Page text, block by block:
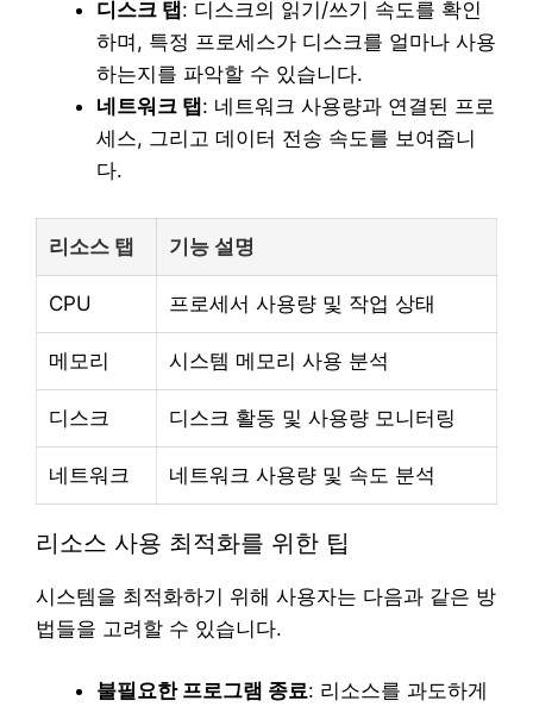
디스크 탭 : 디스크의 읽기/쓰기 속도를 확인
하며, 특정 프로세스가 디스크를 얼마나 사용
하는지를 파악할 수 있습니다.
네트워크 탭 : 네트워크 사용량과 연결된 프로
세스, 그리고 데이터 전송 속도를 보여줍니
다.
리소스 탭 기능 설명
CPU 프로세서 사용량 및 작업 상태
메모리 시스템 메모리 사용 분석
디스크 디스크 활동 및 사용량 모니터링
네트워크 네트워크 사용량 및 속도 분석
리소스 사용 최적화를 위한 팁
시스템을 최적화하기 위해 사용자는 다음과 같은 방
법들을 고려할 수 있습니다.
불필요한 프로그램 종료: 리소스를 과도하게